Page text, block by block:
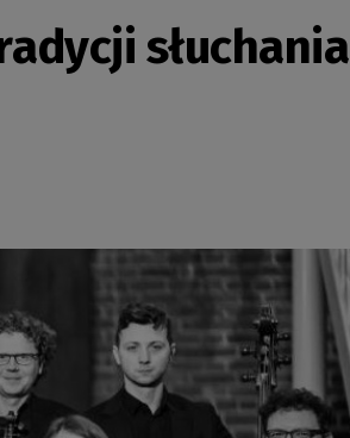
słuchania